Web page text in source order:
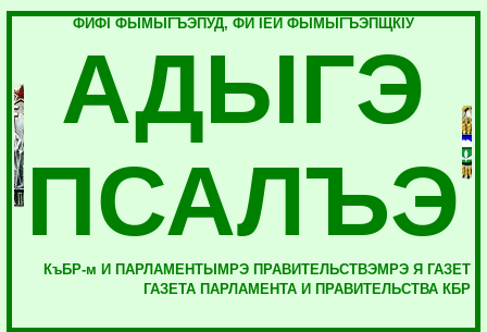
ФИФI ФЫМЫГЪЭПУД, ФИ IЕЙ ФЫМЫГЪЭПЩКIУ
АДЫГЭ
ПСАЛЪЭ
КъБР-м И ПАРЛАМЕНТЫМРЭ ПРАВИТЕЛЬСТВЭМРЭ Я ГАЗЕТ
ГАЗЕТА ПАРЛАМЕНТА И ПРАВИТЕЛЬСТВА КБР